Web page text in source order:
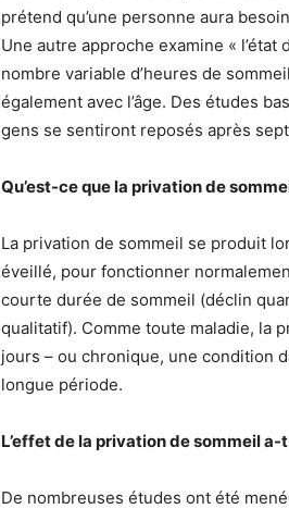
prétend qu’une personne aura
Une autre approche examine « l’état
nombre variable d’heures de
également avec l’âge. Des études
gens se sentiront reposés après
Qu’est-ce que la privation de
La privation de sommeil se produit
éveillé, pour fonctionner
courte durée de sommeil (déclin
qualitatif). Comme toute maladie, la
jours – ou chronique, une condition
longue période.
L’effet de la privation de sommeil
De nombreuses études ont été